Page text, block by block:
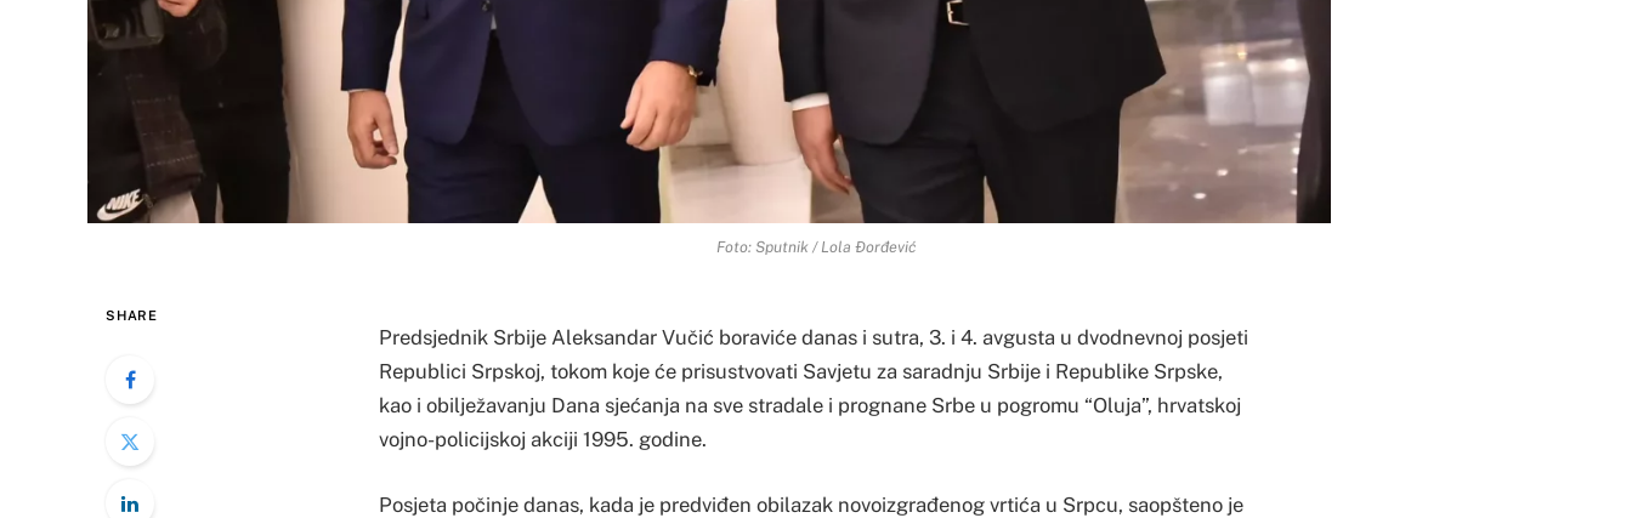
Foto: Sputnik / Lola Đorđević
SHARE
Predsjednik Srbije Aleksandar Vučić boraviće danas i sutra, 3. i 4. avgusta u dvodnevnoj posjeti
Republici Srpskoj, tokom koje će prisustvovati Savjetu za saradnju Srbije i Republike Srpske,
kao i obilježavanju Dana sjećanja na sve stradale i prognane Srbe u pogromu “Oluja”, hrvatskoj
vojno-policijskoj akciji 1995. godine.
Posjeta počinje danas, kada je predviđen obilazak novoizgrađenog vrtića u Srpcu, saopšteno je